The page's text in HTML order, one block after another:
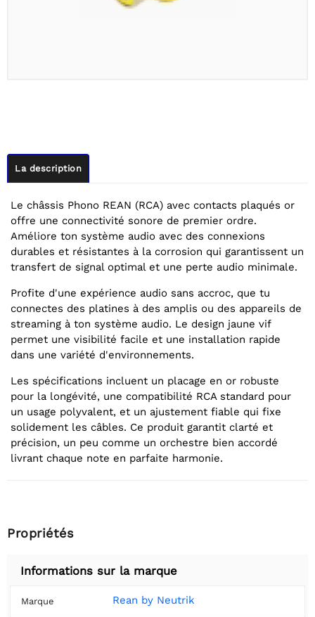
La description
Le châssis Phono REAN (RCA) avec contacts plaqués or
offre une connectivité sonore de premier ordre.
Améliore ton système audio avec des connexions
durables et résistantes à la corrosion qui garantissent un
transfert de signal optimal et une perte audio minimale.
Profite d'une expérience audio sans accroc, que tu
connectes des platines à des amplis ou des appareils de
streaming à ton système audio. Le design jaune vif
permet une visibilité facile et une installation rapide
dans une variété d'environnements.
Les spécifications incluent un placage en or robuste
pour la longévité, une compatibilité RCA standard pour
un usage polyvalent, et un ajustement fiable qui fixe
solidement les câbles. Ce produit garantit clarté et
précision, un peu comme un orchestre bien accordé
livrant chaque note en parfaite harmonie.
Propriétés
Informations sur la marque
Marque Rean by Neutrik